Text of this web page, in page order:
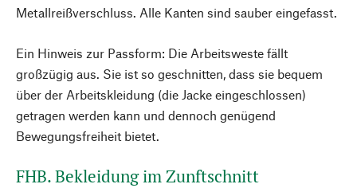
Metallreißverschluss. Alle Kanten sind sauber eingefasst.
Ein Hinweis zur Passform: Die Arbeitsweste fällt
großzügig aus. Sie ist so geschnitten, dass sie bequem
über der Arbeitskleidung (die Jacke eingeschlossen)
getragen werden kann und dennoch genügend
Bewegungsfreiheit bietet.
FHB. Bekleidung im Zunftschnitt